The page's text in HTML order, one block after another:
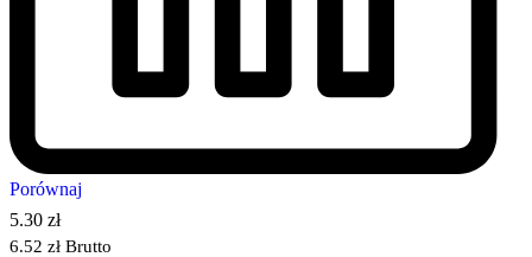
Porównaj
5.30 zł
6.52 zł Brutto